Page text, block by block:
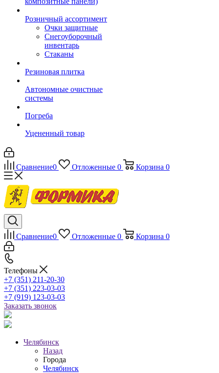
Розничный ассортимент
Очки защитные
Снегоуборочный
инвентарь
Стаканы
Резиновая плитка
Автономные очистные
системы
Погреба
Уцененный товар
Сравнение0 Отложенные 0 Корзина 0
Сравнение0 Отложенные 0 Корзина 0
Телефоны
+7 (351) 211-20-30
+7 (351) 223-03-03
+7 (919) 123-03-03
Заказать звонок
Челябинск
Назад
Города
Челябинск